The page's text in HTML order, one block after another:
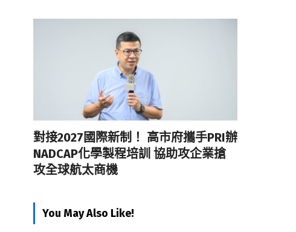
對接2027國際新制！ 高市府攜手PRI辦
NADCAP化學製程培訓 協助攻企業搶
攻全球航太商機
You May Also Like!